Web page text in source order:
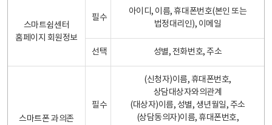
스마트쉼센터
홈페이지 회원정보
필수
아이디, 이름, 휴대폰번호(본인 또는
법정대리인), 이메일
선택 성별, 전화번호, 주소
스마트폰 과의존
필수
(신청자)이름, 휴대폰번호,
상담대상자와의관계
(대상자)이름, 성별, 생년월일, 주소
(상담동의자)이름, 휴대폰번호,